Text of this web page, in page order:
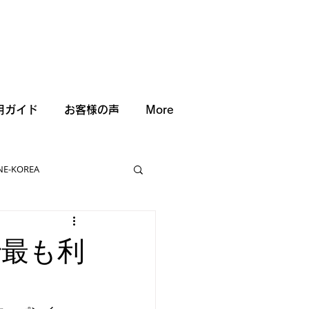
ガイド お客様の声 More
KOREA
も利